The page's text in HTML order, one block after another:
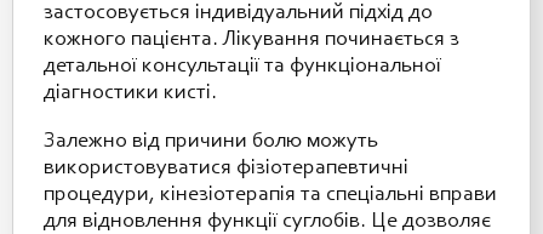
застосовується індивідуальний підхід до
кожного пацієнта. Лікування починається з
детальної консультації та функціональної
діагностики кисті.
Залежно від причини болю можуть
використовуватися фізіотерапевтичні
процедури, кінезіотерапія та спеціальні вправи
для відновлення функції суглобів. Це дозволяє